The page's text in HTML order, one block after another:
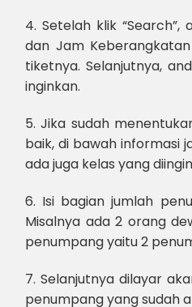
4. Setelah klik
dan Jam
tiketnya. Selanjutnya,
inginkan.
5. Jika sudah
baik, di bawah informasi
ada juga kelas yang
6. Isi bagian jumlah
Misalnya ada 2 orang
penumpang yaitu 2
7. Selanjutnya dilayar
penumpang yang sudah